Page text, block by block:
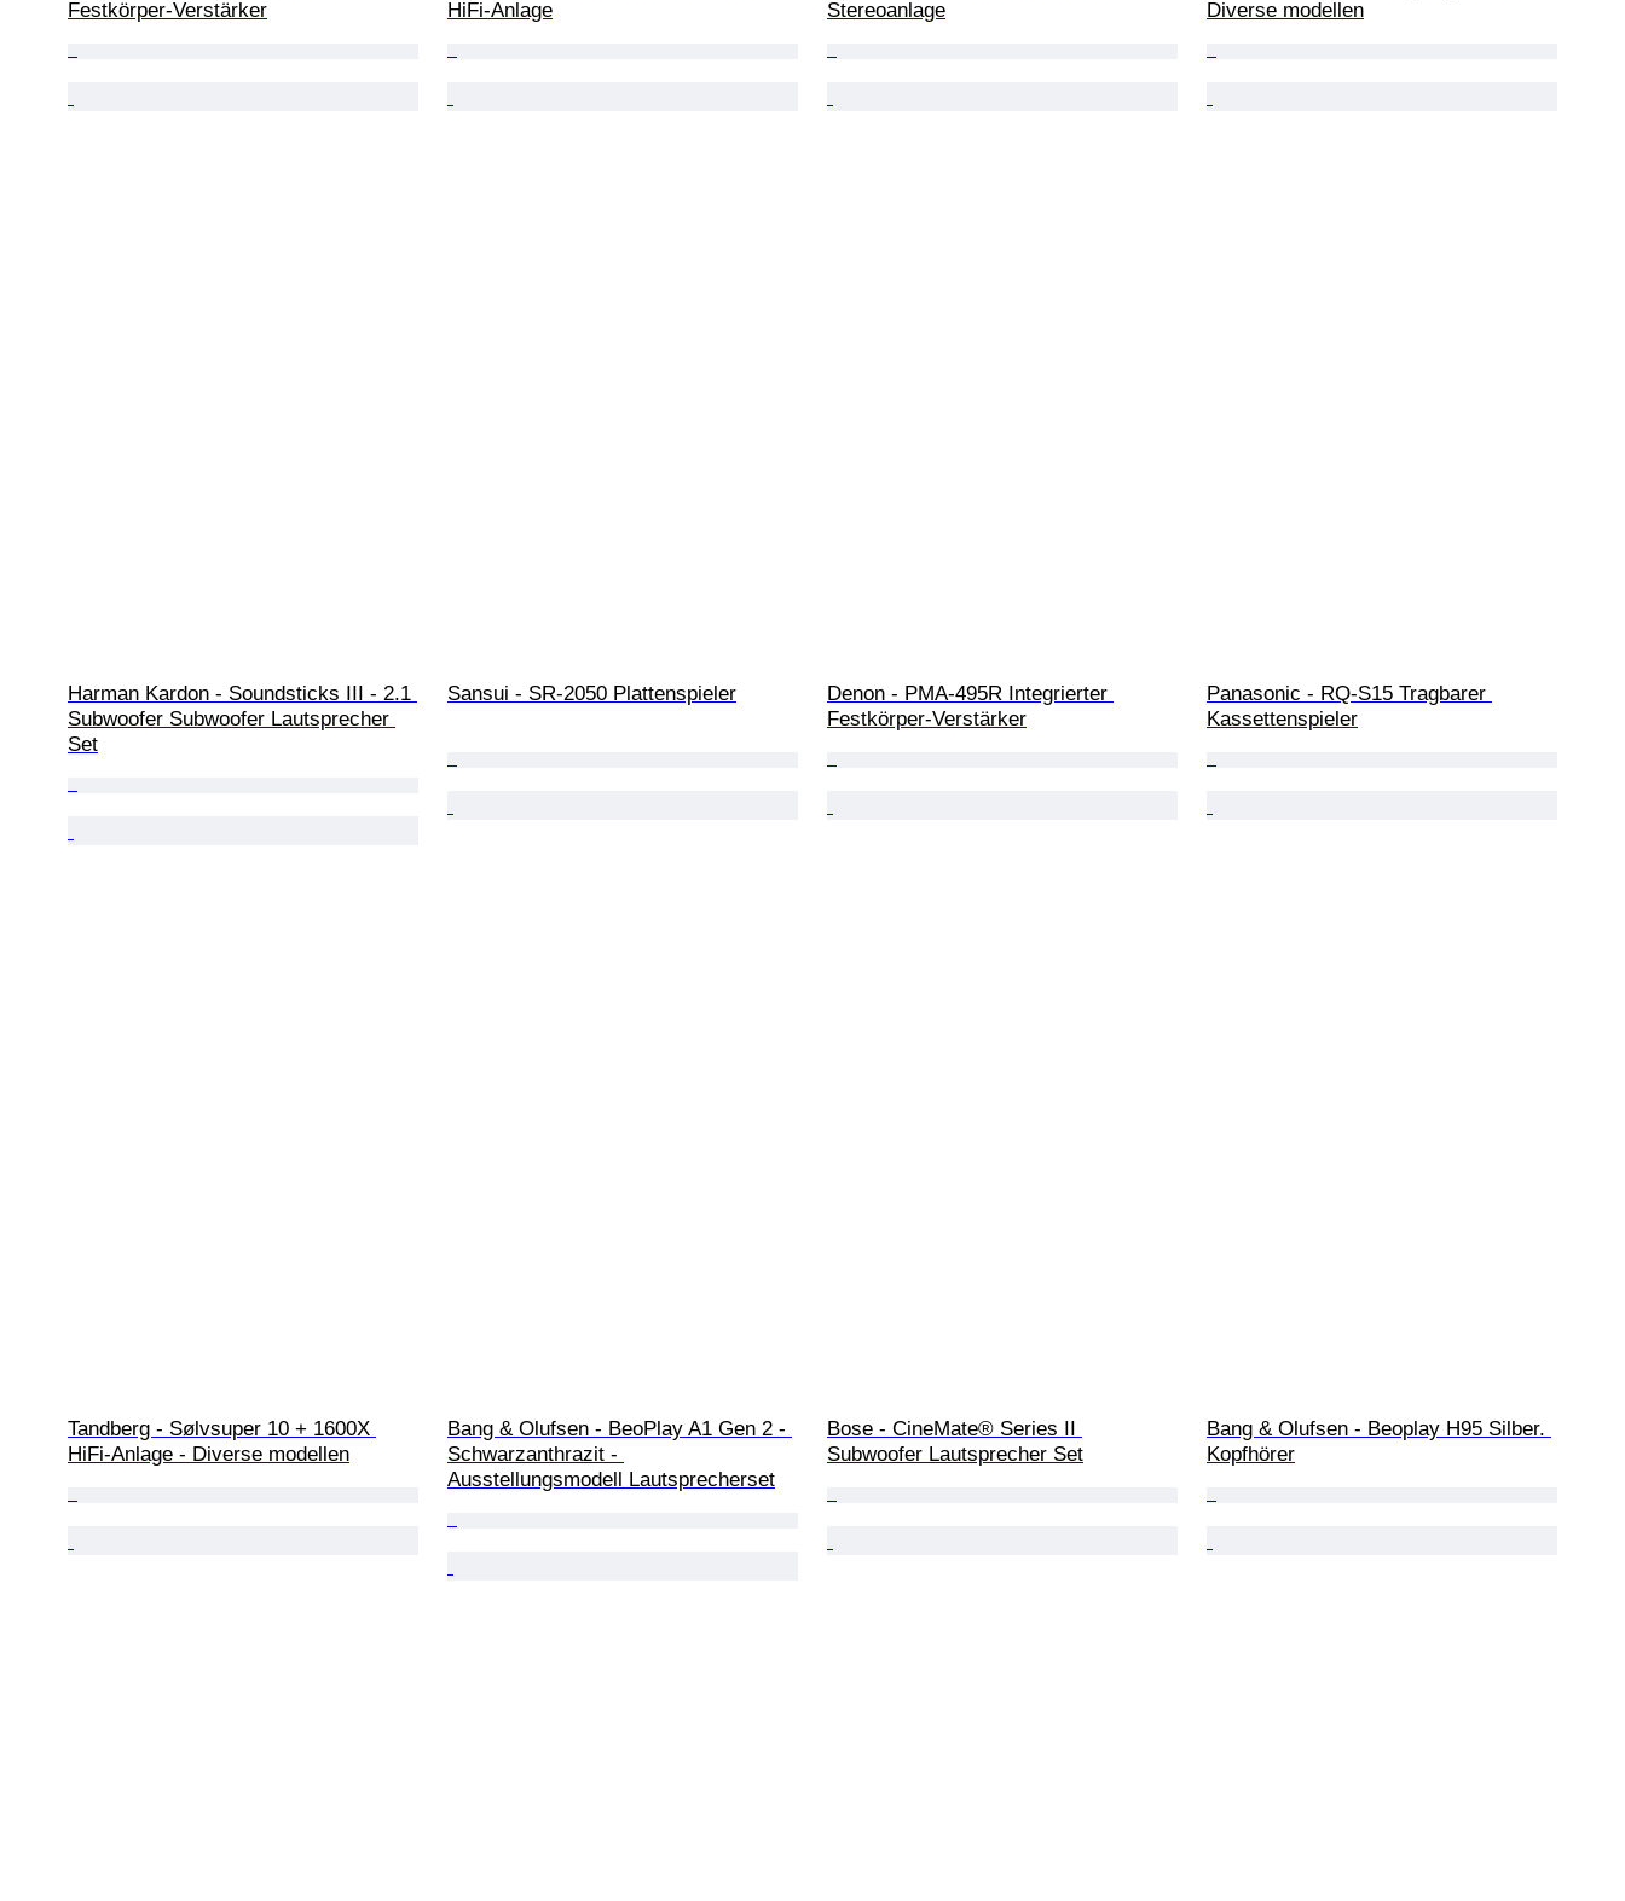
Festkörper-Verstärker
HiFi-Anlage
Stereoanlage
Diverse modellen
Harman Kardon - Soundsticks III - 2.1
Subwoofer Subwoofer Lautsprecher
Set
Sansui - SR-2050 Plattenspieler
Denon - PMA-495R Integrierter
Festkörper-Verstärker
Panasonic - RQ-S15 Tragbarer
Kassettenspieler
Tandberg - Sølvsuper 10 + 1600X
HiFi-Anlage - Diverse modellen
Bang & Olufsen - BeoPlay A1 Gen 2 -
Schwarzanthrazit -
Ausstellungsmodell Lautsprecherset
Bose - CineMate® Series II
Subwoofer Lautsprecher Set
Bang & Olufsen - Beoplay H95 Silber.
Kopfhörer